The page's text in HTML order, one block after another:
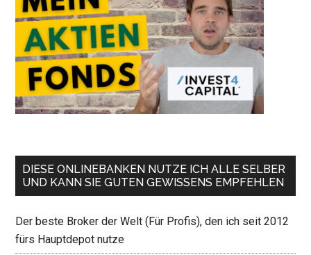
DIESE ONLINEBANKEN NUTZE ICH ALLE SELBER
UND KANN SIE GUTEN GEWISSENS EMPFEHLEN
Der beste Broker der Welt (Für Profis), den ich seit 2012
fürs Hauptdepot nutze